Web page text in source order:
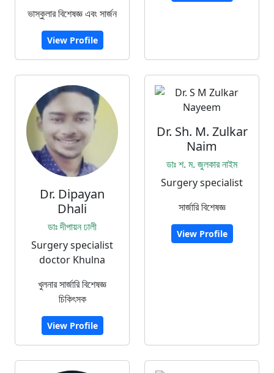
ভাস্কুলার বিশেষজ্ঞ এবং সার্জন
View Profile
Dr. Dipayan
Dhali
ডাঃ দীপায়ন ঢালী
Surgery specialist
doctor Khulna
খুলনার সার্জারি বিশেষজ্ঞ
চিকিৎসক
View Profile
Dr. Sh. M. Zulkar
Naim
ডাঃ শ. ম. জুলকার নাইম
Surgery specialist
সার্জারি বিশেষজ্ঞ
View Profile